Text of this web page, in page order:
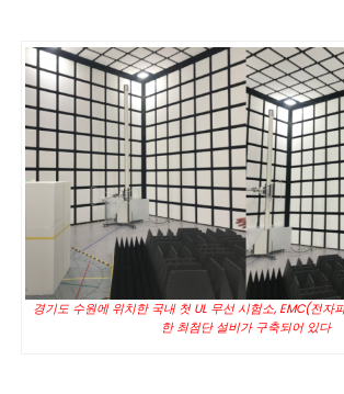
경기도 수원에 위치한 국내 첫 UL 무선 시험소, EMC(전자
한 최첨단 설비가 구축되어 있다